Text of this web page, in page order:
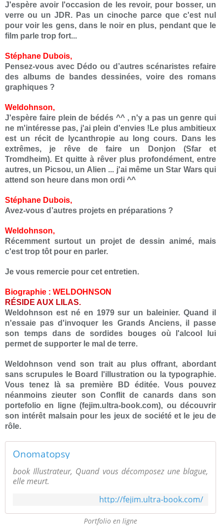
J'espère avoir l'occasion de les revoir, pour bosser, un
verre ou un JDR. Pas un cinoche parce que c'est nul
pour voir les gens, dans le noir en plus, pendant que le
film parle trop fort...
Stéphane Dubois,
Pensez-vous avec Dédo ou d’autres scénaristes refaire
des albums de bandes dessinées, voire des romans
graphiques ?
Weldohnson,
J'espère faire plein de bédés ^^ , n'y a pas un genre qui
ne m'intéresse pas, j'ai plein d'envies !Le plus ambitieux
est un récit de lycanthropie au long cours. Dans les
extrêmes, je rêve de faire un Donjon (Sfar et
Tromdheim). Et quitte à rêver plus profondément, entre
autres, un Picsou, un Alien ... j'ai même un Star Wars qui
attend son heure dans mon ordi ^^
Stéphane Dubois,
Avez-vous d’autres projets en préparations ?
Weldohnson,
Récemment surtout un projet de dessin animé, mais
c'est trop tôt pour en parler.
Je vous remercie pour cet entretien.
Biographie : WELDOHNSON
RÉSIDE AUX LILAS.
Weldohnson est né en 1979 sur un baleinier. Quand il
n'essaie pas d'invoquer les Grands Anciens, il passe
son temps dans de sordides bouges où l'alcool lui
permet de supporter le mal de terre.
Weldohnson vend son trait au plus offrant, abordant
sans scrupules le Board l'illustration ou la typographie.
Vous tenez là sa première BD éditée. Vous pouvez
néanmoins zieuter son Conflit de canards dans son
portefolio en ligne (fejim.ultra-book.com), ou découvrir
son intérêt malsain pour les jeux de société et le jeu de
rôle.
Onomatopsy
book Illustrateur, Quand vous décomposez une blague,
elle meurt.
http://fejim.ultra-book.com/
Portfolio en ligne